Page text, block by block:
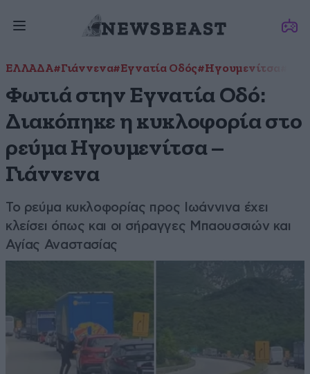
ΕΛΛΑΔΑ#Γιάννενα#Εγνατία Οδός#Ηγουμενίτσα
Φωτιά στην Εγνατία Οδό:
Διακόπηκε η κυκλοφορία στο
ρεύμα Ηγουμενίτσα –
Γιάννενα
Το ρεύμα κυκλοφορίας προς Ιωάννινα έχει
κλείσει όπως και οι σήραγγες Μπαουσσιών και
Αγίας Αναστασίας